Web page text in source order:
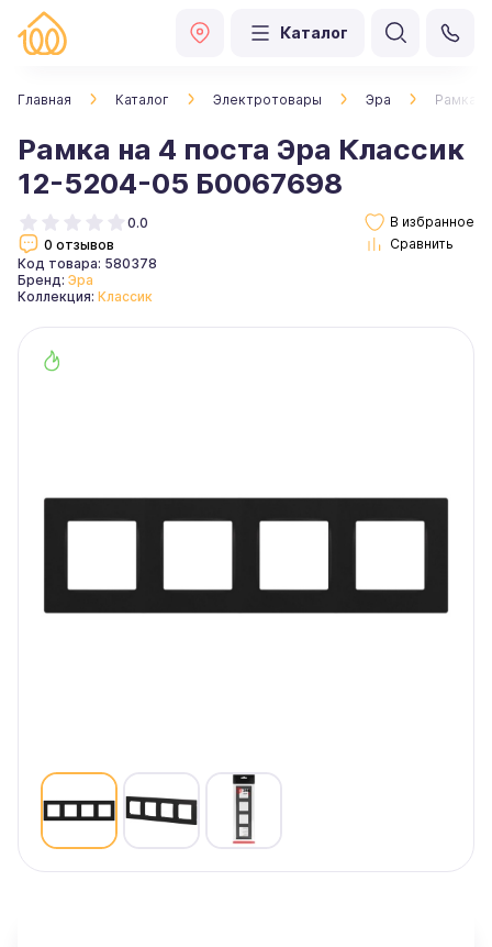
Каталог
Главная Каталог Электротовары Эра Рамка
Рамка на 4 поста Эра Классик
12-5204-05 Б0067698
0.0
0 отзывов
Код товара: 580378
Бренд: Эра
Коллекция: Классик